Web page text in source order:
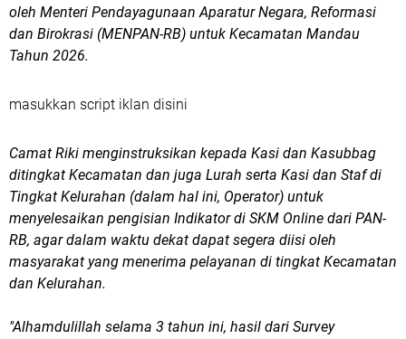
oleh Menteri Pendayagunaan Aparatur Negara, Reformasi
dan Birokrasi (MENPAN-RB) untuk Kecamatan Mandau
Tahun 2026.
masukkan script iklan disini
Camat Riki menginstruksikan kepada Kasi dan Kasubbag
ditingkat Kecamatan dan juga Lurah serta Kasi dan Staf di
Tingkat Kelurahan (dalam hal ini, Operator) untuk
menyelesaikan pengisian Indikator di SKM Online dari PAN-
RB, agar dalam waktu dekat dapat segera diisi oleh
masyarakat yang menerima pelayanan di tingkat Kecamatan
dan Kelurahan.
"Alhamdulillah selama 3 tahun ini, hasil dari Survey